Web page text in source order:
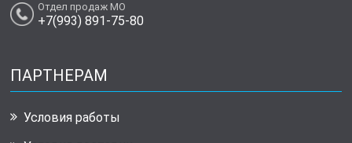
Отдел продаж МО
+7(993) 891-75-80
ПАРТНЕРАМ
Условия работы